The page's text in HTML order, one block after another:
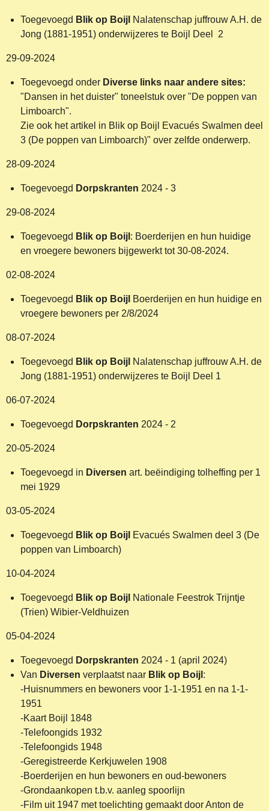
Toegevoegd Blik op Boijl Nalatenschap juffrouw A.H. de
Jong (1881-1951) onderwijzeres te Boijl Deel 2
29-09-2024
Toegevoegd onder Diverse links naar andere sites:
"Dansen in het duister" toneelstuk over "De poppen van
Limboarch".
Zie ook het artikel in Blik op Boijl Evacués Swalmen deel
3 (De poppen van Limboarch)" over zelfde onderwerp.
28-09-2024
Toegevoegd Dorpskranten 2024 - 3
29-08-2024
Toegevoegd Blik op Boijl : Boerderijen en hun huidige
en vroegere bewoners bijgewerkt tot 30-08-2024.
02-08-2024
Toegevoegd Blik op Boijl Boerderijen en hun huidige en
vroegere bewoners per 2/8/2024
08-07-2024
Toegevoegd Blik op Boijl Nalatenschap juffrouw A.H. de
Jong (1881-1951) onderwijzeres te Boijl Deel 1
06-07-2024
Toegevoegd Dorpskranten 2024 - 2
20-05-2024
Toegevoegd in Diversen art. beëindiging tolheffing per 1
mei 1929
03-05-2024
Toegevoegd Blik op Boijl Evacués Swalmen deel 3 (De
poppen van Limboarch)
10-04-2024
Toegevoegd Blik op Boijl Nationale Feestrok Trijntje
(Trien) Wibier-Veldhuizen
05-04-2024
Toegevoegd Dorpskranten 2024 - 1 (april 2024)
Van Diversen verplaatst naar Blik op Boijl :
-Huisnummers en bewoners voor 1-1-1951 en na 1-1-
1951
-Kaart Boijl 1848
-Telefoongids 1932
-Telefoongids 1948
-Geregistreerde Kerkjuwelen 1908
-Boerderijen en hun bewoners en oud-bewoners
-Grondaankopen t.b.v. aanleg spoorlijn
-Film uit 1947 met toelichting gemaakt door Anton de